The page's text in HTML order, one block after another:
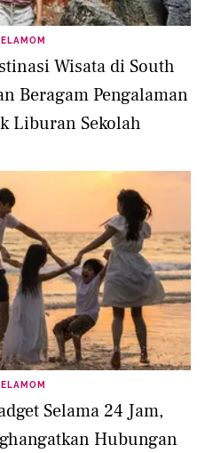
Wisata di South
Beragam Pengalaman
Liburan Sekolah
Selama 24 Jam,
Hubungan